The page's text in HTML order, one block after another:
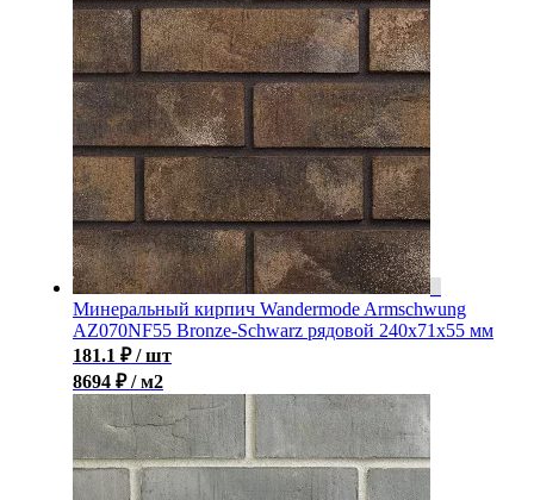
Минеральный кирпич Wandermode Armschwung
AZ070NF55 Bronze-Schwarz рядовой 240x71x55 мм
181.1 ₽ / шт
8694 ₽ / м2